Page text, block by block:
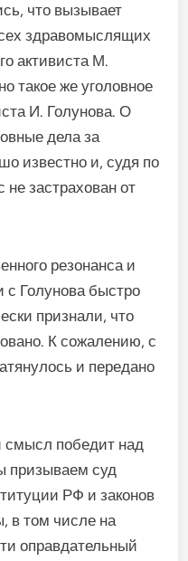
что вызывает
здравомыслящих
активиста М.
такое же уголовное
И. Голунова. О
дела за
известно и, судя по
застрахован от
резонанса и
с Голунова быстро
признали, что
К сожалению, с
и передано
победит над
призываем суд
РФ и законов
в том числе на
оправдательный